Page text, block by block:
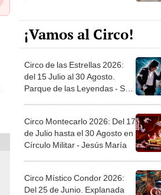
¡Vamos al Circo!
Circo de las Estrellas 2026:
del 15 Julio al 30 Agosto.
Parque de las Leyendas - San
Circo Montecarlo 2026: Del 17
de Julio hasta el 30 Agosto en
Círculo Militar - Jesús María
Circo Místico Condor 2026:
Del 25 de Junio. Explanada